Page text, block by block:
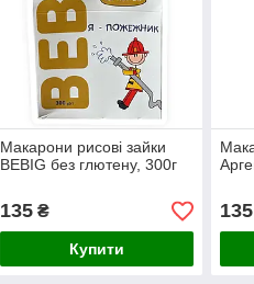
Макарони рисові зайки
BEBIG без глютену, 300г
135₴
Купити
135